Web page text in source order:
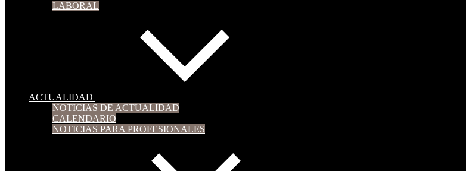
LABORAL
ACTUALIDAD
NOTICIAS DE ACTUALIDAD
CALENDARIO
NOTICIAS PARA PROFESIONALES